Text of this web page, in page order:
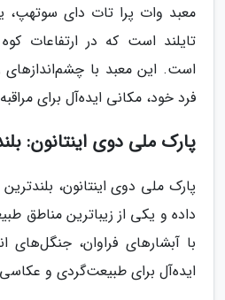
معبد وات پرا تات دای سوتهپ،
تایلند است که در ارتفاعات
است. این معبد با چشم‌اندازهای
فرد خود، مکانی ایده‌آل برای
پارک ملی دوی اینتانون:
پارک ملی دوی اینتانون،
داده و یکی از زیباترین مناطق
با آبشارهای فراوان، جنگل‌های
ایده‌آل برای طبیعت‌گردی و